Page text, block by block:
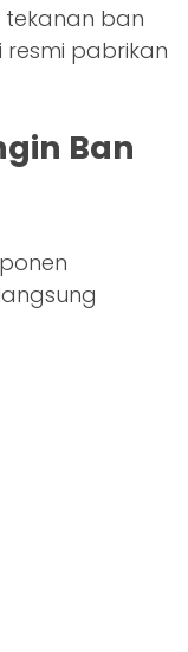
tekanan ban
pabrikan
Ban